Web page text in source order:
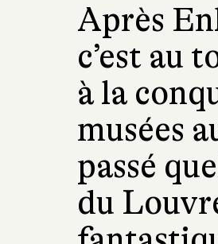
Après
c’est au
à la
musées
passé
du